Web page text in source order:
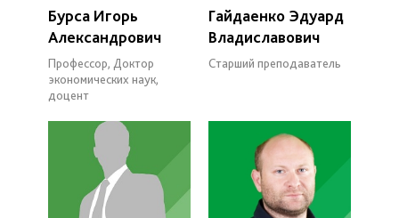
Бурса Игорь
Александрович
Профессор, Доктор
экономических наук,
доцент
Гайдаенко Эдуард
Владиславович
Старший преподаватель